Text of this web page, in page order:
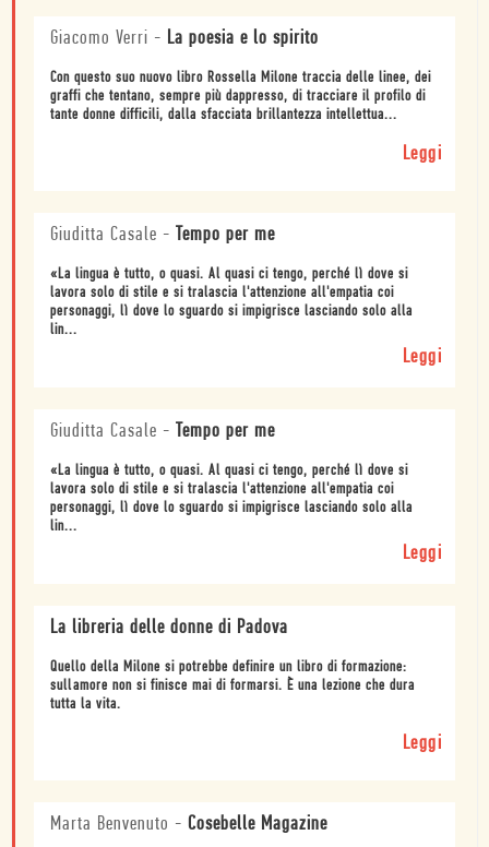
Giacomo Verri - La poesia e lo spirito
Con questo suo nuovo libro Rossella Milone traccia delle linee, dei
graffi che tentano, sempre più dappresso, di tracciare il profilo di
tante donne difficili, dalla sfacciata brillantezza intellettua...
Leggi
Giuditta Casale - Tempo per me
«La lingua è tutto, o quasi. Al quasi ci tengo, perché lì dove si
lavora solo di stile e si tralascia l'attenzione all'empatia coi
personaggi, lì dove lo sguardo si impigrisce lasciando solo alla
lin...
Leggi
Giuditta Casale - Tempo per me
«La lingua è tutto, o quasi. Al quasi ci tengo, perché lì dove si
lavora solo di stile e si tralascia l'attenzione all'empatia coi
personaggi, lì dove lo sguardo si impigrisce lasciando solo alla
lin...
Leggi
La libreria delle donne di Padova
Quello della Milone si potrebbe definire un libro di formazione:
sullamore non si finisce mai di formarsi. È una lezione che dura
tutta la vita.
Leggi
Marta Benvenuto - Cosebelle Magazine